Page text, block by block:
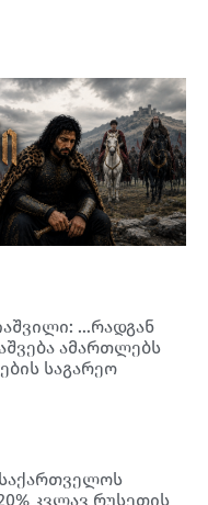
…რადგან
ამართლებს
საგარეო
საქართველოს
კვლავ რუსეთის